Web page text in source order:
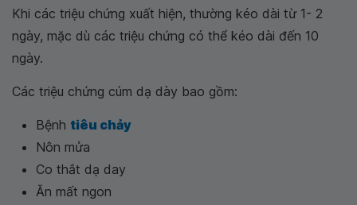
Khi các triệu chứng xuất hiện, thường kéo dài từ 1- 2
ngày, mặc dù các triệu chứng có thể kéo dài đến 10
ngày.
Các triệu chứng cúm dạ dày bao gồm:
Bệnh tiêu chảy
Nôn mửa
Co thắt dạ day
Ăn mất ngon